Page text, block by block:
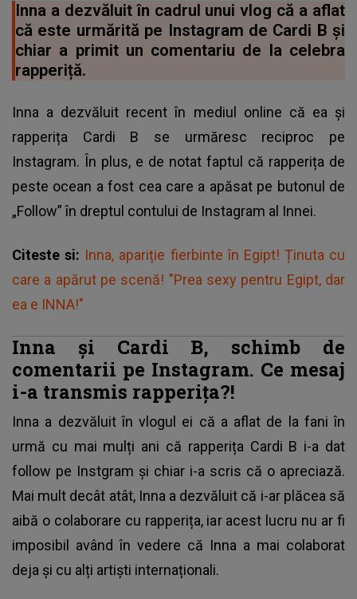
Inna a dezvăluit în cadrul unui vlog că a aflat
că este urmărită pe Instagram de Cardi B și
chiar a primit un comentariu de la celebra
rapperiță.
Inna a dezvăluit recent în mediul online că ea și
rapperița Cardi B se urmăresc reciproc pe
Instagram. În plus, e de notat faptul că rapperița de
peste ocean a fost cea care a apăsat pe butonul de
„Follow” în dreptul contului de Instagram al Innei.
Citeste si: Inna, apariție fierbinte în Egipt! Ținuta cu
care a apărut pe scenă! "Prea sexy pentru Egipt, dar
ea e INNA!"
Inna și Cardi B, schimb de
comentarii pe Instagram. Ce mesaj
i-a transmis rapperița?!
Inna a dezvăluit în vlogul ei că a aflat de la fani în
urmă cu mai mulți ani că rapperița Cardi B i-a dat
follow pe Instgram și chiar i-a scris că o apreciază.
Mai mult decât atât, Inna a dezvăluit că i-ar plăcea să
aibă o colaborare cu rapperița, iar acest lucru nu ar fi
imposibil având în vedere că Inna a mai colaborat
deja și cu alți artiști internaționali.